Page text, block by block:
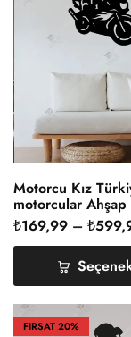
Motorcu Kız
motorcular Ahşap
Dekoru
₺169,99 – ₺
FIRSAT20%